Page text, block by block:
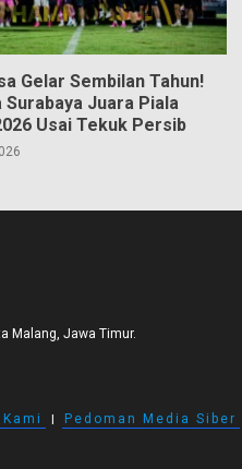
Gelar Sembilan Tahun!
Juara Piala
Usai Tekuk Persib
Malang, Jawa Timur.
I Pedoman Media Siber